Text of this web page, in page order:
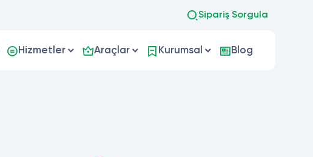
Sipariş Sorgula
Hizmetler Araçlar Kurumsal Blog